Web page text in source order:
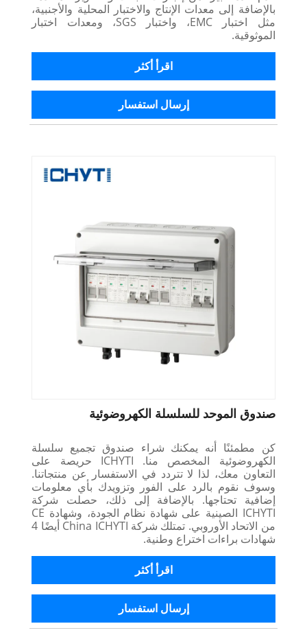
بالإضافة إلى معدات الإنتاج والاختبار المحلية والأجنبية،
مثل اختبار EMC، واختبار SGS، ومعدات اختبار
الموثوقية.
اقرأ أكثر
إرسال استفسار
صندوق الموحد للسلسلة الكهروضوئية
كن مطمئنًا أنه يمكنك شراء صندوق تجميع سلسلة
الكهروضوئية المخصص منا. ICHYTI حريصة على
التعاون معك، لذا لا تتردد في الاستفسار عن منتجاتنا.
وسوف نقوم بالرد على الفور وتزويدك بأي معلومات
إضافية تحتاجها. بالإضافة إلى ذلك، حصلت شركة
ICHYTI الصينية على شهادة نظام الجودة، وشهادة CE
من الاتحاد الأوروبي. تمتلك شركة China ICHYTI أيضًا 4
شهادات براءات اختراع وطنية.
اقرأ أكثر
إرسال استفسار